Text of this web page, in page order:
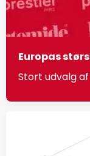
Europas
Stort udvalg